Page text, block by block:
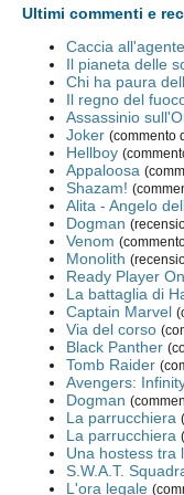
Ultimi commenti e
Caccia
Il pianeta delle
Chi ha paura
Il regno del
Assassinio
Joker (commento
Hellboy
Appaloosa
Shazam!
Alita - Angelo
Dogman
Venom
Monolith
Ready Player
La battaglia di
Captain Marvel
Via del corso
Black Panther
Tomb Raider
Avengers:
Dogman
La parrucchiera
La parrucchiera
Una hostess tra
S.W.A.T.
L'ora legale